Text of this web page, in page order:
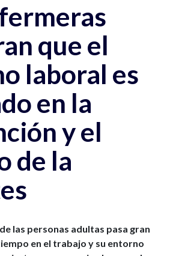
que el
laboral es
en la
y el
de la
las personas adultas pasa gran
en el trabajo y su entorno